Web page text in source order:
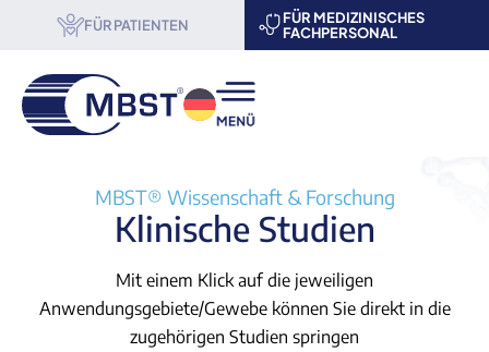
FÜR PATIENTEN
FÜR MEDIZINISCHES
FACHPERSONAL
& Forschung
MBST® Wissenschaft & Forschung
Klinische Studien
Mit einem Klick auf die jeweiligen
Anwendungsgebiete/Gewebe können Sie direkt in die
zugehörigen Studien springen